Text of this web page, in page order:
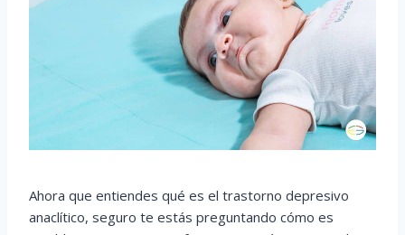
Ahora que entiendes qué es el trastorno depresivo
anaclítico, seguro te estás preguntando cómo es